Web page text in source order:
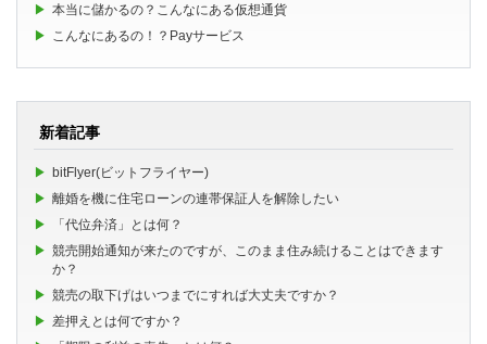
本当に儲かるの？こんなにある仮想通貨
こんなにあるの！？Payサービス
新着記事
bitFlyer(ビットフライヤー)
離婚を機に住宅ローンの連帯保証人を解除したい
「代位弁済」とは何？
競売開始通知が来たのですが、このまま住み続けることはできます
か？
競売の取下げはいつまでにすれば大丈夫ですか？
差押えとは何ですか？